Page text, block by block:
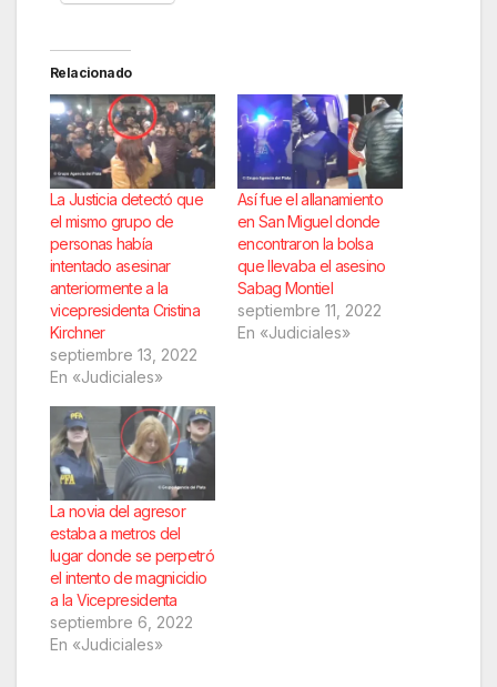
Relacionado
La Justicia detectó que
el mismo grupo de
personas había
intentado asesinar
anteriormente a la
vicepresidenta Cristina
Kirchner
septiembre 13, 2022
En «Judiciales»
Así fue el allanamiento
en San Miguel donde
encontraron la bolsa
que llevaba el asesino
Sabag Montiel
septiembre 11, 2022
En «Judiciales»
La novia del agresor
estaba a metros del
lugar donde se perpetró
el intento de magnicidio
a la Vicepresidenta
septiembre 6, 2022
En «Judiciales»